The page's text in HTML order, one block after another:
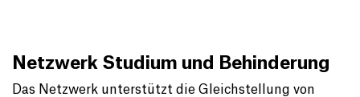
Netzwerk Studium und Behinderung
Das Netzwerk unterstützt die Gleichstellung von